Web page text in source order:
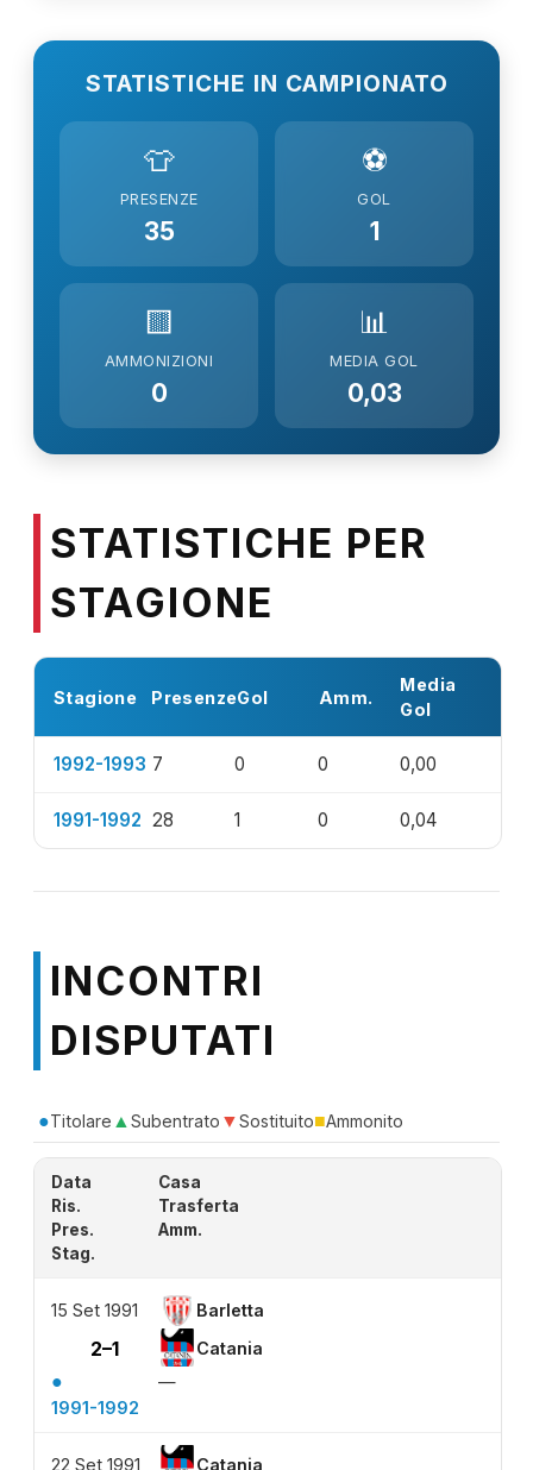
STATISTICHE IN CAMPIONATO
👕
PRESENZE
35
⚽
GOL
1
🟨
AMMONIZIONI
0
📊
MEDIA GOL
0,03
STATISTICHE PER
STAGIONE
Stagione PresenzeGol Amm.
Media
Gol
1992-1993 7 0 0 0,00
1991-1992 28 1 0 0,04
INCONTRI
DISPUTATI
●Titolare ▲Subentrato ▼Sostituito■Ammonito
Data
Casa
Ris.
Trasferta
Pres.
Amm.
Stag.
15 Set 1991 Barletta
2–1 Catania
●
—
1991-1992
22 Set 1991 Catania